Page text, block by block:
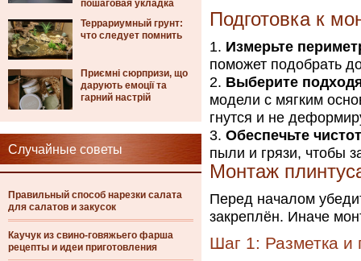
пошаговая укладка
Террариумный грунт:
что следует помнить
Приємні сюрпризи, що
дарують емоції та
гарний настрій
Случайные советы
Правильный способ нарезки салата
для салатов и закусок
Каучук из свино-говяжьего фарша
рецепты и идеи приготовления
Подготовка к
Измерьте
поможет подобрать
Выберите
модели с мягким
гнутся и не
Обеспечьте
пыли и грязи, чтобы
Монтаж
Перед началом
закреплён. Иначе
Шаг 1: Разметка и